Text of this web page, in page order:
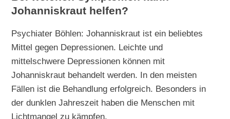
Johanniskraut helfen?
Psychiater Böhlen: Johanniskraut ist ein beliebtes
Mittel gegen Depressionen. Leichte und
mittelschwere Depressionen können mit
Johanniskraut behandelt werden. In den meisten
Fällen ist die Behandlung erfolgreich. Besonders in
der dunklen Jahreszeit haben die Menschen mit
Lichtmangel zu kämpfen.